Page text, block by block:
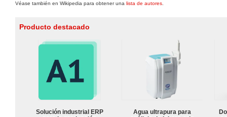
Véase también en Wikipedia para obtener una lista de autores
Producto destacado
Solución industrial ERP
Agua ultrapura para